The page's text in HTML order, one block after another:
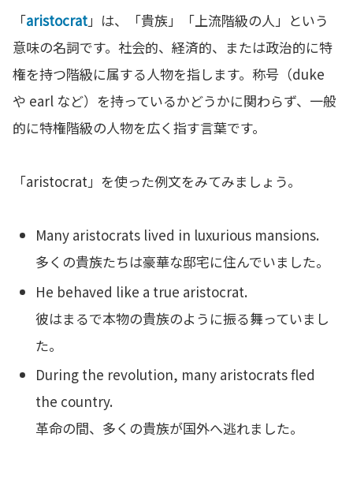
「aristocrat」は、「貴族」「上流階級の人」という
意味の名詞です。社会的、経済的、または政治的に特
権を持つ階級に属する人物を指します。称号（duke
や earl など）を持っているかどうかに関わらず、一般
的に特権階級の人物を広く指す言葉です。
「aristocrat」を使った例文をみてみましょう。
Many aristocrats lived in luxurious mansions.
多くの貴族たちは豪華な邸宅に住んでいました。
He behaved like a true aristocrat.
彼はまるで本物の貴族のように振る舞っていまし
た。
During the revolution, many aristocrats fled
the country.
革命の間、多くの貴族が国外へ逃れました。